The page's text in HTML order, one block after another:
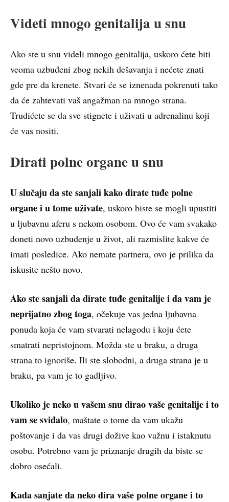
Videti mnogo genitalija u snu
Ako ste u snu videli mnogo genitalija, uskoro ćete biti
veoma uzbuđeni zbog nekih dešavanja i nećete znati
gde pre da krenete. Stvari će se iznenada pokrenuti tako
da će zahtevati vaš angažman na mnogo strana.
Trudićete se da sve stignete i uživati u adrenalinu koji
će vas nositi.
Dirati polne organe u snu
U slučaju da ste sanjali kako dirate tuđe polne
organe i u tome uživate, uskoro biste se mogli upustiti
u ljubavnu aferu s nekom osobom. Ovo će vam svakako
doneti novo uzbuđenje u život, ali razmislite kakve će
imati posledice. Ako nemate partnera, ovo je prilika da
iskusite nešto novo.
Ako ste sanjali da dirate tuđe genitalije i da vam je
neprijatno zbog toga, očekuje vas jedna ljubavna
ponuda koja će vam stvarati nelagodu i koju ćete
smatrati nepristojnom. Možda ste u braku, a druga
strana to ignoriše. Ili ste slobodni, a druga strana je u
braku, pa vam je to gadljivo.
Ukoliko je neko u vašem snu dirao vaše genitalije i to
vam se sviđalo, maštate o tome da vam ukažu
poštovanje i da vas drugi dožive kao važnu i istaknutu
osobu. Potrebno vam je priznanje drugih da biste se
dobro osećali.
Kada sanjate da neko dira vaše polne organe i to